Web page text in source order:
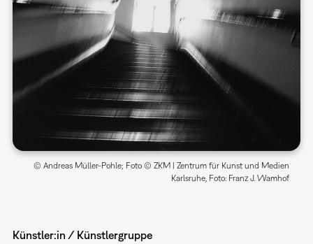
© Andreas Müller-Pohle; Foto © ZKM | Zentrum für Kunst und Medien
Karlsruhe, Foto: Franz J. Wamhof
Künstler:in / Künstlergruppe